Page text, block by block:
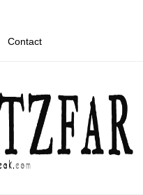
Contact